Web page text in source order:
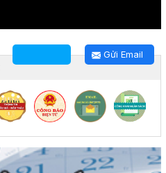
Gửi Email